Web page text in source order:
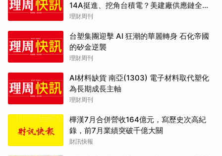
14A挺進、挖角台積電？美建廠供應鏈全解
析
理財周刊
台塑集團迎擊 AI 狂潮的華麗轉身 石化帝國
的矽金逆襲
理財周刊
AI材料缺貨 南亞(1303) 電子材料取代塑化
為長期成長主軸
理財周刊
樺漢7月合併營收164億元，寫歷史次高紀
錄，前7月業績突破千億大關
財訊快報